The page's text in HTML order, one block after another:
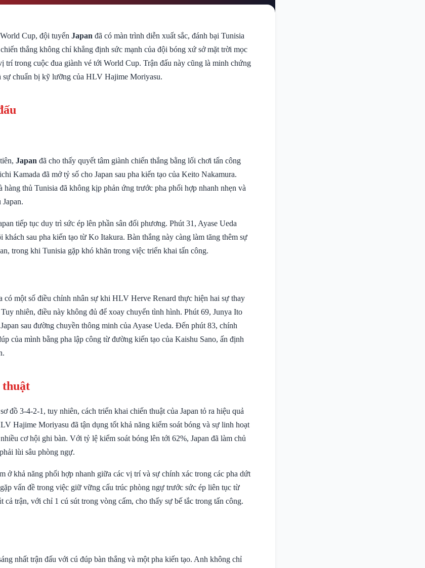
Cup, đội tuyển Japan đã có màn trình diễn xuất sắc, đánh bại Tunisia
thắng không chỉ khẳng định sức mạnh của đội bóng xứ sở mặt trời mọc
trí trong cuộc đua giành vé tới World Cup. Trận đấu này cũng là minh chứng
sự chuẩn bị kỹ lưỡng của HLV Hajime Moriyasu.
Japan đã cho thấy quyết tâm giành chiến thắng bằng lối chơi tấn công
Kamada đã mở tỷ số cho Japan sau pha kiến tạo của Keito Nakamura.
thủ Tunisia đã không kịp phản ứng trước pha phối hợp nhanh nhẹn và
tiếp tục duy trì sức ép lên phần sân đối phương. Phút 31, Ayase Ueda
khách sau pha kiến tạo từ Ko Itakura. Bàn thắng này càng làm tăng thêm sự
trong khi Tunisia gặp khó khăn trong việc triển khai tấn công.
có một số điều chỉnh nhân sự khi HLV Herve Renard thực hiện hai sự thay
nhiên, điều này không đủ để xoay chuyển tình hình. Phút 69, Junya Ito
sau đường chuyền thông minh của Ayase Ueda. Đến phút 83, chính
của mình bằng pha lập công từ đường kiến tạo của Kaishu Sano, ấn định
thuật
đồ 3-4-2-1, tuy nhiên, cách triển khai chiến thuật của Japan tỏ ra hiệu quả
Hajime Moriyasu đã tận dụng tốt khả năng kiểm soát bóng và sự linh hoạt
cơ hội ghi bàn. Với tỷ lệ kiểm soát bóng lên tới 62%, Japan đã làm chủ
lùi sâu phòng ngự.
ở khả năng phối hợp nhanh giữa các vị trí và sự chính xác trong các pha dứt
vấn đề trong việc giữ vững cấu trúc phòng ngự trước sức ép liên tục từ
cả trận, với chỉ 1 cú sút trong vòng cấm, cho thấy sự bế tắc trong tấn công.
nhất trận đấu với cú đúp bàn thắng và một pha kiến tạo. Anh không chỉ